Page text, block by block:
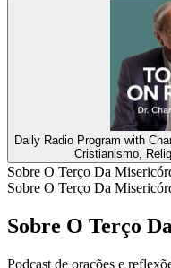
Daily Radio Program with
Cristianismo,
Sobre O Terço Da
Sobre O Terço Da
Sobre O Terço
Podcast de orações e